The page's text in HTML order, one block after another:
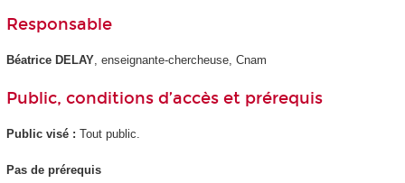
Responsable
Béatrice DELAY, enseignante-chercheuse, Cnam
Public, conditions d’accès et prérequis
Public visé : Tout public.
Pas de prérequis